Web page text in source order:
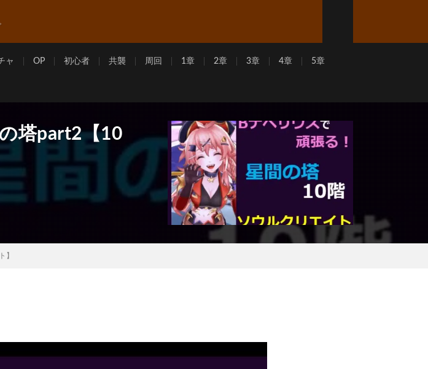
ャ OP 初心者 共襲 周回 1章 2章 3章 4章 5章
塔part2【10
】